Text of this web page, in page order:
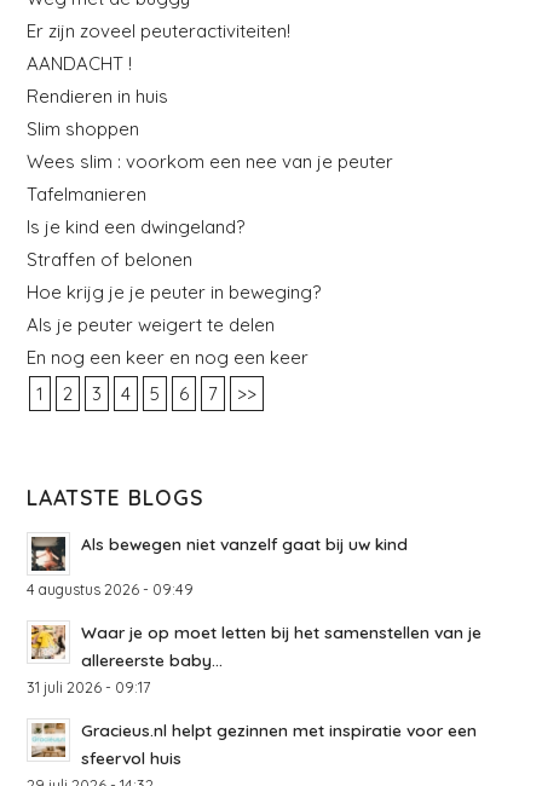
Er zijn zoveel peuteractiviteiten!
AANDACHT !
Rendieren in huis
Slim shoppen
Wees slim : voorkom een nee van je peuter
Tafelmanieren
Is je kind een dwingeland?
Straffen of belonen
Hoe krijg je je peuter in beweging?
Als je peuter weigert te delen
En nog een keer en nog een keer
1
2 3 4 5 6 7 >>
LAATSTE BLOGS
Als bewegen niet vanzelf gaat bij uw kind
4 augustus 2026 - 09:49
Waar je op moet letten bij het samenstellen van je
allereerste baby...
31 juli 2026 - 09:17
Gracieus.nl helpt gezinnen met inspiratie voor een
sfeervol huis